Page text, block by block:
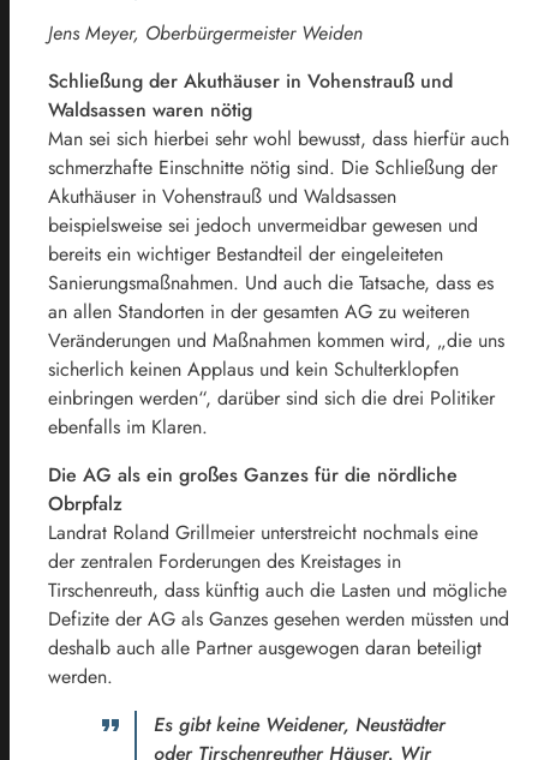
Jens Meyer, Oberbürgermeister Weiden
Schließung der Akuthäuser in Vohenstrauß und
Waldsassen waren nötig
Man sei sich hierbei sehr wohl bewusst, dass hierfür auch
schmerzhafte Einschnitte nötig sind. Die Schließung der
Akuthäuser in Vohenstrauß und Waldsassen
beispielsweise sei jedoch unvermeidbar gewesen und
bereits ein wichtiger Bestandteil der eingeleiteten
Sanierungsmaßnahmen. Und auch die Tatsache, dass es
an allen Standorten in der gesamten AG zu weiteren
Veränderungen und Maßnahmen kommen wird, „die uns
sicherlich keinen Applaus und kein Schulterklopfen
einbringen werden“, darüber sind sich die drei Politiker
ebenfalls im Klaren.
Die AG als ein großes Ganzes für die nördliche
Obrpfalz
Landrat Roland Grillmeier unterstreicht nochmals eine
der zentralen Forderungen des Kreistages in
Tirschenreuth, dass künftig auch die Lasten und mögliche
Defizite der AG als Ganzes gesehen werden müssten und
deshalb auch alle Partner ausgewogen daran beteiligt
werden.
Es gibt keine Weidener, Neustädter
oder Tirschenreuther Häuser. Wir